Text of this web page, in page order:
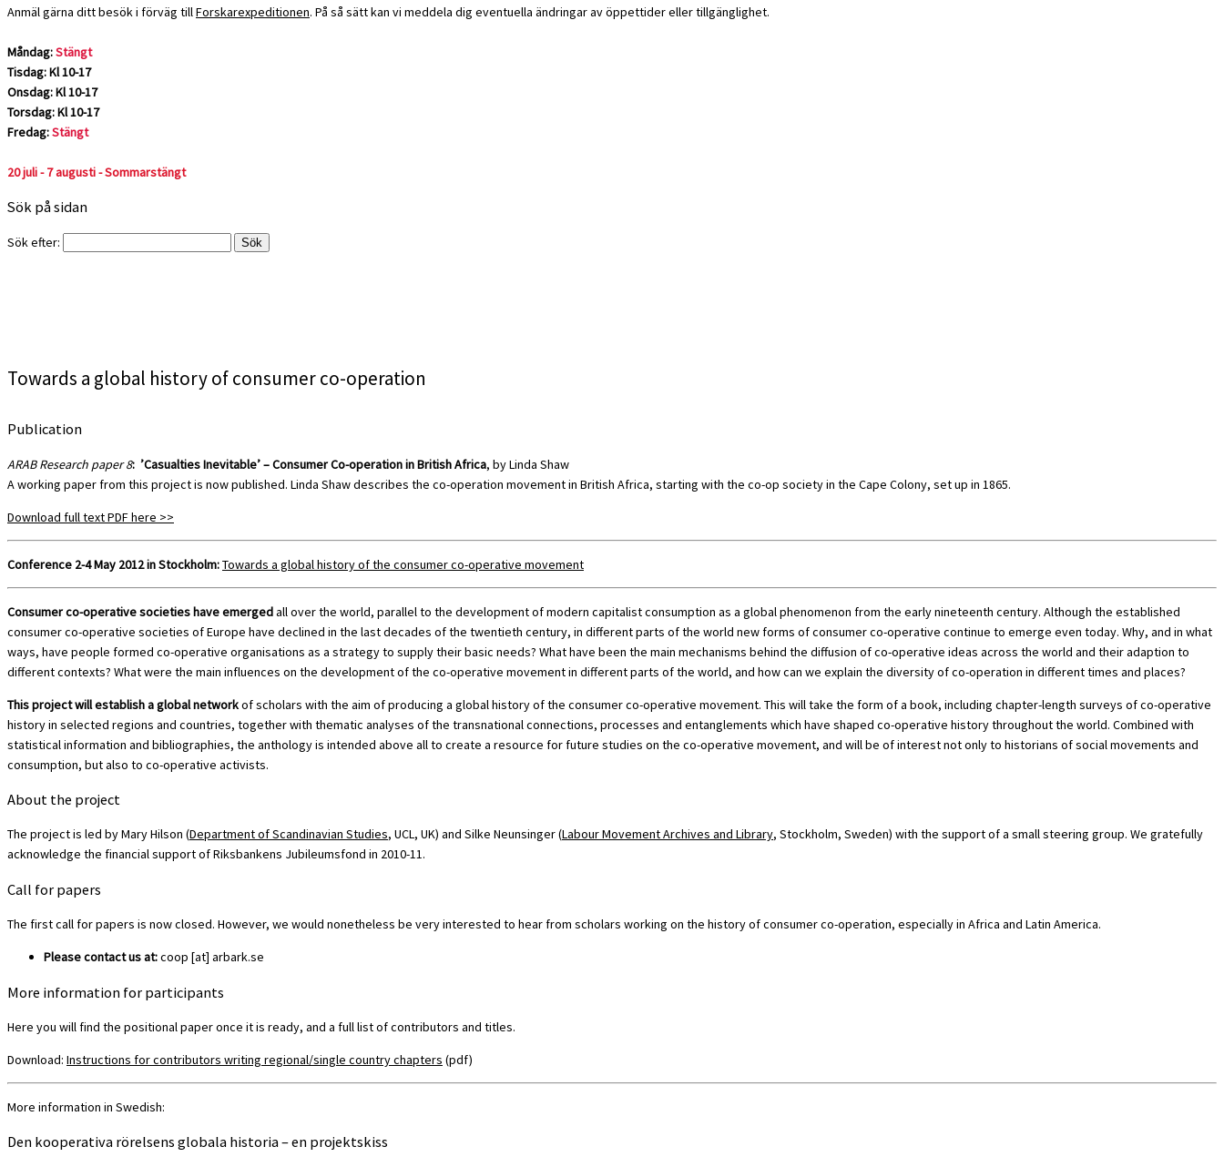
Anmäl gärna ditt besök i förväg tillForskarexpeditionen. På så sätt kan vi meddela dig eventuella ändringar av öppettider eller tillgänglighet.
Måndag:Stängt
Tisdag: Kl 10-17
Onsdag: Kl 10-17
Torsdag: Kl 10-17
Fredag:Stängt
20 juli - 7 augusti - Sommarstängt
Sök på sidan
Sök efter:
Towards a global history of consumer co-operation
Publication
ARAB Research paper 8: ’Casualties Inevitable’ – Consumer Co-operation in British Africa, by Linda Shaw
A working paper from this project is now published. Linda Shaw describes the co-operation movement in British Africa, starting with the co-op society in the Cape Colony, set up in 1865.
Download full text PDF here >>
Conference 2-4 May 2012 in Stockholm:Towards a global history of the consumer co-operative movement
Consumer co-operative societies have emergedall over the world, parallel to the development of modern capitalist consumption as a global phenomenon from the early nineteenth century. Although the established
consumer co-operative societies of Europe have declined in the last decades of the twentieth century, in different parts of the world new forms of consumer co-operative continue to emerge even today. Why, and in what
ways, have people formed co-operative organisations as a strategy to supply their basic needs? What have been the main mechanisms behind the diffusion of co-operative ideas across the world and their adaption to
different contexts? What were the main influences on the development of the co-operative movement in different parts of the world, and how can we explain the diversity of co-operation in different times and places?
This project will establish a global networkof scholars with the aim of producing a global history of the consumer co-operative movement. This will take the form of a book, including chapter-length surveys of co-operative
history in selected regions and countries, together with thematic analyses of the transnational connections, processes and entanglements which have shaped co-operative history throughout the world. Combined with
statistical information and bibliographies, the anthology is intended above all to create a resource for future studies on the co-operative movement, and will be of interest not only to historians of social movements and
consumption, but also to co-operative activists.
About the project
The project is led by Mary Hilson (Department of Scandinavian Studies, UCL, UK) and Silke Neunsinger (Labour Movement Archives and Library, Stockholm, Sweden) with the support of a small steering group. We gratefully
acknowledge the financial support of Riksbankens Jubileumsfond in 2010-11.
Call for papers
The first call for papers is now closed. However, we would nonetheless be very interested to hear from scholars working on the history of consumer co-operation, especially in Africa and Latin America.
Please contact us at:coop [at] arbark.se
More information for participants
Here you will find the positional paper once it is ready, and a full list of contributors and titles.
Download: Instructions for contributors writing regional/single country chapters (pdf)
More information in Swedish:
Den kooperativa rörelsens globala historia – en projektskiss